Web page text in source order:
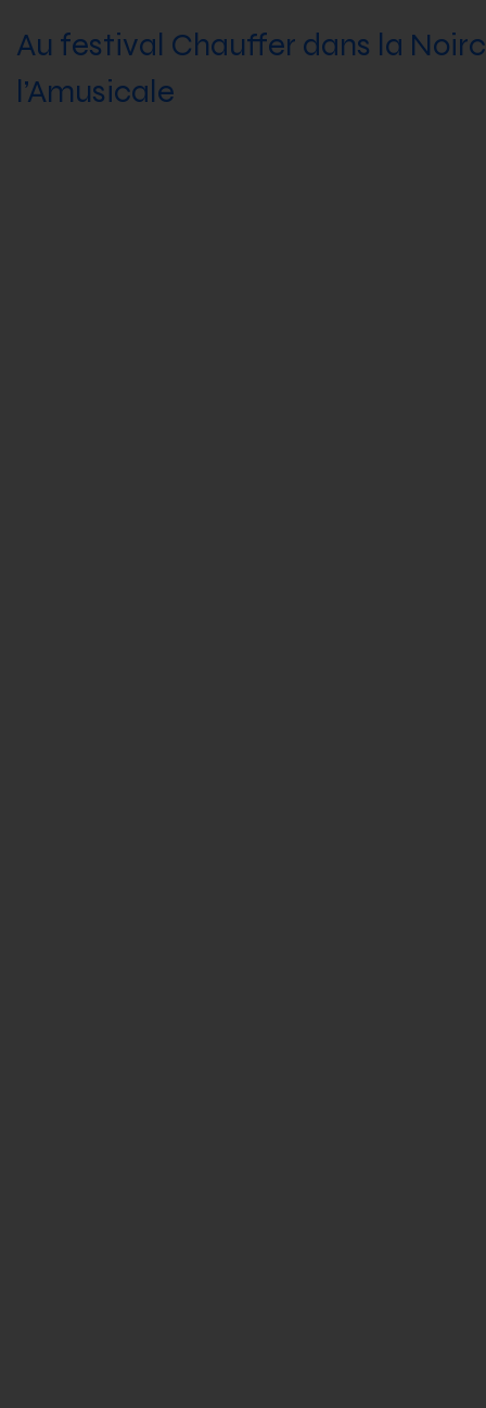
Au festival Chauffer dans la
l’Amusicale